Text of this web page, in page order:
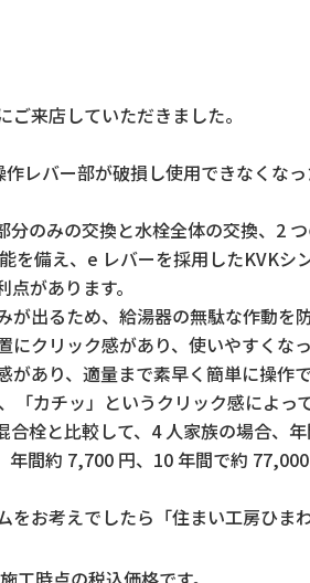
来店していただきました。
レバー部が破損し使用できなくな
分のみの交換と水栓全体の交換、2
を備え、e レバーを採用したKVKシ
があります。
出るため、給湯器の無駄な作動を防
クリック感があり、使いやすくなっ
あり、適量まで素早く簡単に操作で
「カチッ」というクリック感によ
合栓と比較して、4 人家族の場合、
間約 7,700 円、10 年間で約
をお考えでしたら「住まい工房ひま